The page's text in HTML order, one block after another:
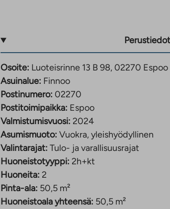
Perustiedot
Osoite: Luoteisrinne 13 B 98, 02270 Espoo
Asuinalue: Finnoo
Postinumero: 02270
Postitoimipaikka: Espoo
Valmistumisvuosi: 2024
Asumismuoto: Vuokra, yleishyödyllinen
Valintarajat: Tulo- ja varallisuusrajat
Huoneistotyyppi: 2h+kt
Huoneita: 2
Pinta-ala: 50,5 m²
Huoneistoala yhteensä: 50,5 m²